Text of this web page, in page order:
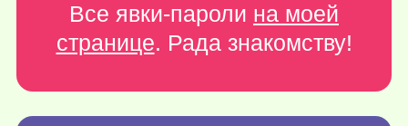
Все явки-пароли на моей
странице. Рада знакомству!